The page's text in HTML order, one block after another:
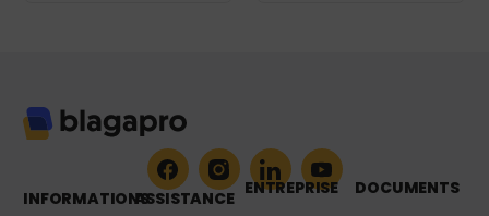
INFORMATIONSASSISTANCE ENTREPRISE DOCUMENTS